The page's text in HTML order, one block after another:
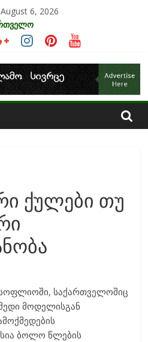
6, 2026
საქართველოში
ტურიზმის ინდუსტრიაზე
ეკონომიკური სარგებელი
ქულები თუ
საქართველოშიც
მოდელისგან
ბოლო წლების